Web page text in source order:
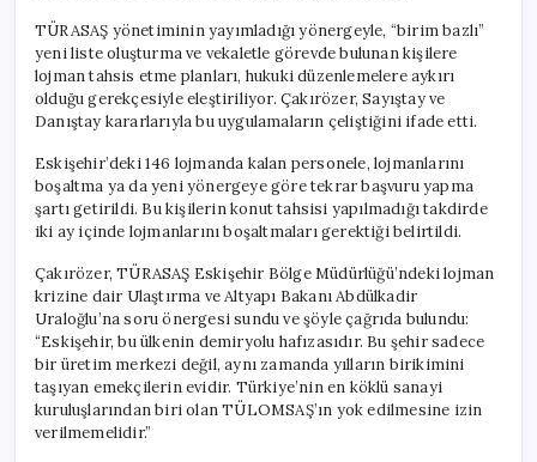
TÜRASAŞ yönetiminin yayımladığı yönergeyle, “birim bazlı”
yeni liste oluşturma ve vekaletle görevde bulunan kişilere
lojman tahsis etme planları, hukuki düzenlemelere aykırı
olduğu gerekçesiyle eleştiriliyor. Çakırözer, Sayıştay ve
Danıştay kararlarıyla bu uygulamaların çeliştiğini ifade etti.
Eskişehir’deki 146 lojmanda kalan personele, lojmanlarını
boşaltma ya da yeni yönergeye göre tekrar başvuru yapma
şartı getirildi. Bu kişilerin konut tahsisi yapılmadığı takdirde
iki ay içinde lojmanlarını boşaltmaları gerektiği belirtildi.
Çakırözer, TÜRASAŞ Eskişehir Bölge Müdürlüğü’ndeki lojman
krizine dair Ulaştırma ve Altyapı Bakanı Abdülkadir
Uraloğlu’na soru önergesi sundu ve şöyle çağrıda bulundu:
“Eskişehir, bu ülkenin demiryolu hafızasıdır. Bu şehir sadece
bir üretim merkezi değil, aynı zamanda yılların birikimini
taşıyan emekçilerin evidir. Türkiye’nin en köklü sanayi
kuruluşlarından biri olan TÜLOMSAŞ’ın yok edilmesine izin
verilmemelidir.”